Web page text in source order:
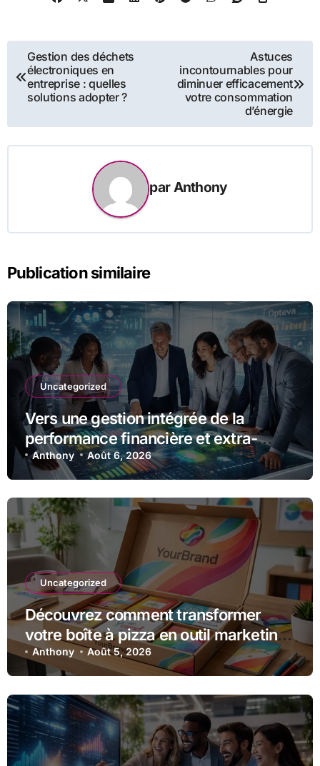
Navigation
de
l’article
Gestion des déchets
électroniques en
entreprise : quelles
solutions adopter ?
Astuces
incontournables pour
diminuer efficacement
votre consommation
d’énergie
par Anthony
Publication similaire
Uncategorized
Vers une gestion intégrée de la
performance financière et extra-
financière avec Opteva
Anthony Août 6, 2026
Uncategorized
Découvrez comment transformer
votre boîte à pizza en outil marketing
unique
Anthony Août 5, 2026